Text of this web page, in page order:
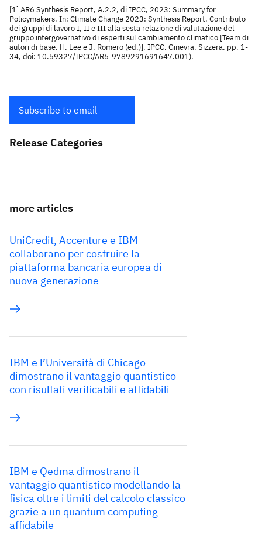
[1] AR6 Synthesis Report, A.2.2, di IPCC, 2023: Summary for
Policymakers. In: Climate Change 2023: Synthesis Report. Contributo
dei gruppi di lavoro I, II e III alla sesta relazione di valutazione del
gruppo intergovernativo di esperti sul cambiamento climatico [Team di
autori di base, H. Lee e J. Romero (ed.)]. IPCC, Ginevra, Sizzera, pp. 1-
34, doi: 10.59327/IPCC/AR6-9789291691647.001).
Subscribe to email
Release Categories
more articles
UniCredit, Accenture e IBM
collaborano per costruire la
piattaforma bancaria europea di
nuova generazione
IBM e l’Università di Chicago
dimostrano il vantaggio quantistico
con risultati verificabili e affidabili
IBM e Qedma dimostrano il
vantaggio quantistico modellando la
fisica oltre i limiti del calcolo classico
grazie a un quantum computing
affidabile